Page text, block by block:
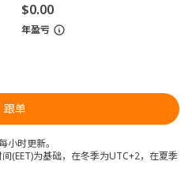
$0.00
年盈亏
跟单
时更新。
(EET)为基础，在冬季为UTC+2，在夏季